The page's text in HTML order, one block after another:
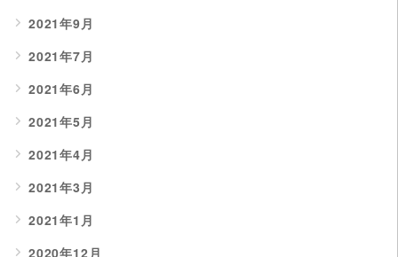
2021年9月
2021年7月
2021年6月
2021年5月
2021年4月
2021年3月
2021年1月
2020年12月